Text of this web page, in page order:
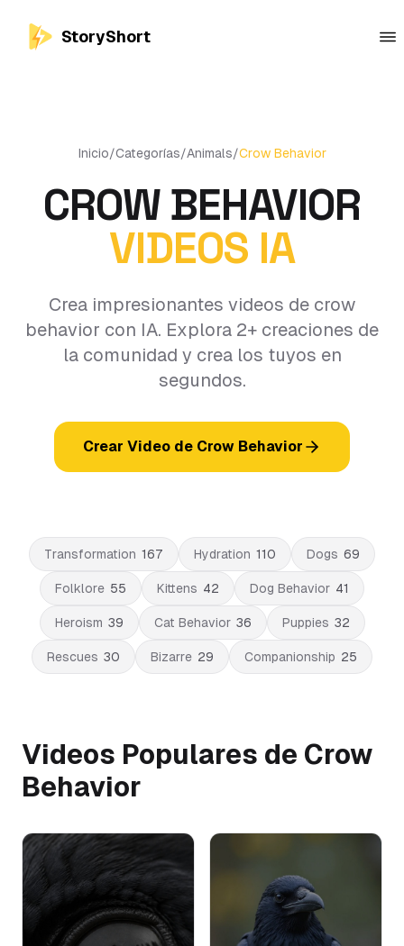
StoryShort
Inicio/Categorías/Animals/Crow Behavior
CROW BEHAVIOR
VIDEOS IA
Crea impresionantes videos de crow
behavior con IA. Explora 2+ creaciones de
la comunidad y crea los tuyos en
segundos.
Crear Video de Crow Behavior
Transformation 167 Hydration 110 Dogs 69
Folklore 55 Kittens 42 Dog Behavior 41
Heroism 39 Cat Behavior 36 Puppies 32
Rescues 30 Bizarre 29 Companionship 25
Videos Populares de Crow
Behavior